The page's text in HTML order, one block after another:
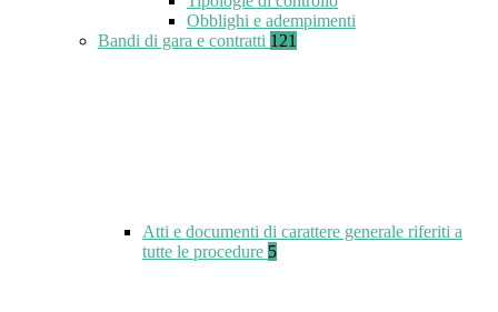
Obblighi e adempimenti
Bandi di gara e contratti 121
Atti e documenti di carattere generale riferiti a
tutte le procedure 5